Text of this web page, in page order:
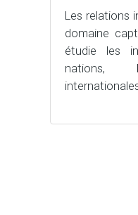
Les relations
domaine
étudie les
nations,